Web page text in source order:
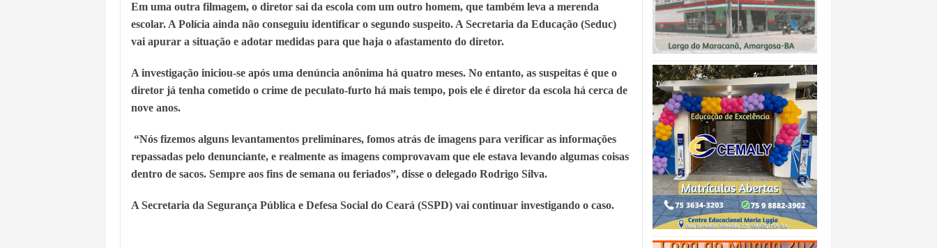
Em uma outra filmagem, o diretor sai da escola com um outro homem, que também leva a merenda
escolar. A Polícia ainda não conseguiu identificar o segundo suspeito. A Secretaria da Educação (Seduc)
vai apurar a situação e adotar medidas para que haja o afastamento do diretor.
A investigação iniciou-se após uma denúncia anônima há quatro meses. No entanto, as suspeitas é que o
diretor já tenha cometido o crime de peculato-furto há mais tempo, pois ele é diretor da escola há cerca de
nove anos.
“Nós fizemos alguns levantamentos preliminares, fomos atrás de imagens para verificar as informações
repassadas pelo denunciante, e realmente as imagens comprovavam que ele estava levando algumas coisas
dentro de sacos. Sempre aos fins de semana ou feriados”, disse o delegado Rodrigo Silva.
A Secretaria da Segurança Pública e Defesa Social do Ceará (SSPD) vai continuar investigando o caso.